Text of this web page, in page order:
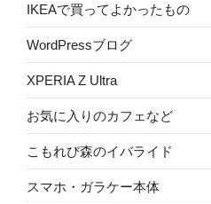
IKEAで買ってよかったもの
WordPressブログ
XPERIA Z Ultra
お気に入りのカフェなど
こもれび森のイバライド
スマホ・ガラケー本体